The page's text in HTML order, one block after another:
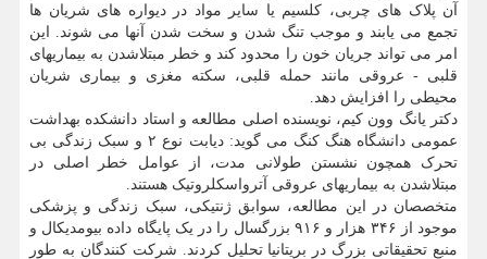
آن پلاک های چربی، کلسیم یا سایر مواد در دیواره های شریان ها
تجمع می یابند و موجب تنگ شدن و سخت شدن آنها می شوند. این
امر می تواند جریان خون را محدود کند و خطر مبتلاشدن به بیماریهای
قلبی - عروقی مانند حمله قلبی، سکته مغزی و بیماری شریان
محیطی را افزایش دهد.
دکتر یانگ وون کیم، نویسنده اصلی مطالعه و استاد دانشکده بهداشت
عمومی دانشگاه هنگ کنگ می گوید: دیابت نوع ۲ و سبک زندگی بی
تحرک همچون نشستن طولانی مدت، از عوامل خطر اصلی در
مبتلاشدن به بیماریهای عروقی آترواسکلروتیک هستند.
متخصصان در این مطالعه، سوابق ژنتیکی، سبک زندگی و پزشکی
موجود از ۳۴۶ هزار و ۹۱۶ بزرگسال را در یک پایگاه داده بیومدیکال و
منبع تحقیقاتی بزرگ در بریتانیا تحلیل کردند. شرکت کنندگان به طور